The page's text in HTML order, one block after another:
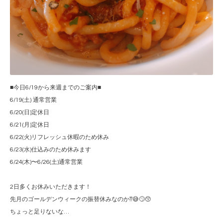
■今日6/19から来週までのご案内■
6/19(土) 通常営業
6/20(日)定休日
6/21(月)定休日
6/22(火)リフレッシュ休暇のため休み
6/23(水)仕込みのため休みます
6/24(木)〜6/26(土)通常営業
2日多くお休みいただきます！
先月のゴールデンウィークの振替休みなのか⁇😅🙄😙
ちょっと足りないな…